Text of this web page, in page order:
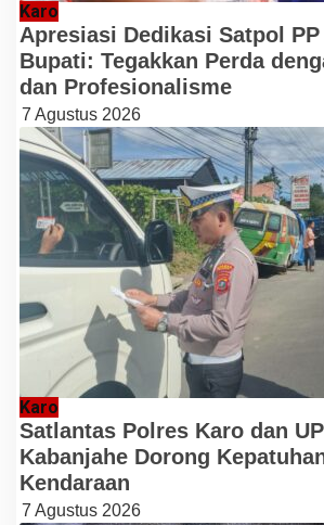
Karo
Apresiasi Dedikasi Satpol PP
Bupati: Tegakkan Perda
dan Profesionalisme
7 Agustus 2026
Karo
Satlantas Polres Karo dan
Kabanjahe Dorong
Kendaraan
7 Agustus 2026